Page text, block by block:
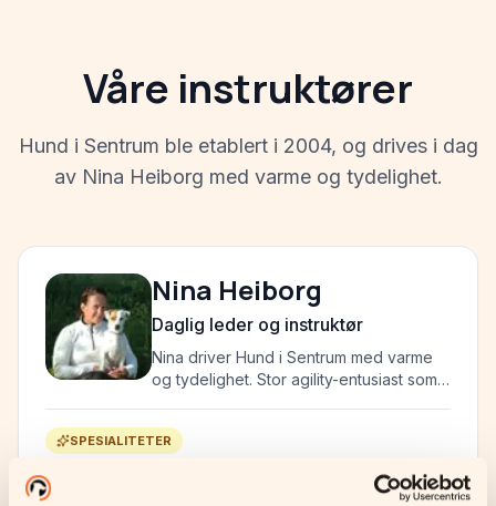
Våre instruktører
Hund i Sentrum ble etablert i 2004, og drives i dag
av Nina Heiborg med varme og tydelighet.
Nina Heiborg
Daglig leder og instruktør
Nina driver Hund i Sentrum med varme
og tydelighet. Stor agility-entusiast som
hund og fører.
SPESIALITETER
Agility
Spor og rundering